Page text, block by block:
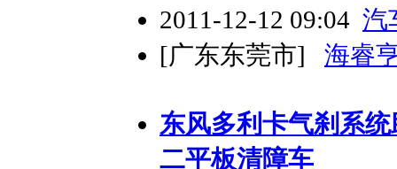
2011-12-12 09:04 汽
[广东东莞市]
海睿
东风多利卡气刹系
二平板清障车